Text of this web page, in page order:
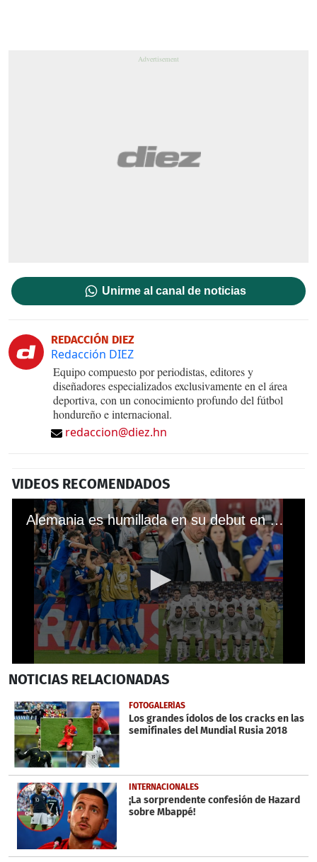
Unirme al canal de noticias
REDACCIÓN DIEZ
Redacción DIEZ
Equipo compuesto por periodistas, editores y
diseñadores especializados exclusivamente en el área
deportiva, con un conocimiento profundo del fútbol
hondureño e internacional.
redaccion@diez.hn
VIDEOS RECOMENDADOS
Alemania es humillada en su debut en Eliminatorias Mundialistas ante selección modesta
seconds
1
minute,
43
seconds
NOTICIAS RELACIONADAS
FOTOGALERÍAS
Los grandes ídolos de los cracks en las
semifinales del Mundial Rusia 2018
INTERNACIONALES
¡La sorprendente confesión de Hazard
sobre Mbappé!